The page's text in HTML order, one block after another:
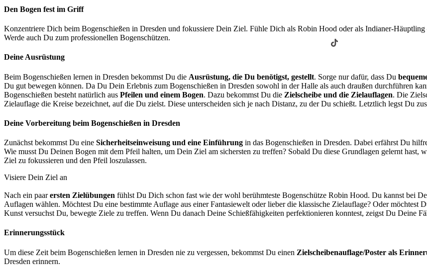
Den Bogen fest im Griff
Konzentriere Dich beim Bogenschießen in Dresden und fokussiere Dein Ziel. Fühle Dich als Robin Hood oder als Indianer-
Werde auch Du zum professionellen Bogenschützen.
Deine Ausrüstung
Beim Bogenschießen lernen in Dresden bekommst Du die Ausrüstung, die Du benötigst, gestellt. Sorge nur dafür, dass Du
Du gut bewegen können. Da Du Dein Erlebnis zum Bogenschießen in Dresden sowohl in der Halle als auch draußen durchführen
Bogenschießen besteht natürlich aus Pfeilen und einem Bogen. Dazu bekommst Du die Zielscheibe und die Zielauflagen. Die
Zielauflage die Kreise bezeichnet, auf die Du zielst. Diese unterscheiden sich je nach Distanz, zu der Du schießt. Letztlich legst Du
Deine Vorbereitung beim Bogenschießen in Dresden
Zunächst bekommst Du eine Sicherheitseinweisung und eine Einführung in das Bogenschießen in Dresden. Dabei erfährst Du
Wie musst Du Deinen Bogen mit dem Pfeil halten, um Dein Ziel am sichersten zu treffen? Sobald Du diese Grundlagen gelernt hast,
Ziel zu fokussieren und den Pfeil loszulassen.
Visiere Dein Ziel an
Nach ein paarersten Zielübungen fühlst Du Dich schon fast wie der wohl berühmteste Bogenschütze Robin Hood. Du kannst bei
Auflagen wählen. Möchtest Du eine bestimmte Auflage aus einer Fantasiewelt oder lieber die klassische Zielauflage? Oder
Kunst versuchst Du, bewegte Ziele zu treffen. Wenn Du danach Deine Schießfähigkeiten perfektionieren konntest, zeigst Du Deine
Erinnerungsstück
Um diese Zeit beim Bogenschießen lernen in Dresden nie zu vergessen, bekommst Du einen Zielscheibenauflage/Poster als
Dresden erinnern.